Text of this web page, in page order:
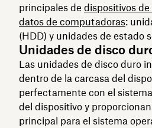
principales de dispositivos
datos de computadoras:
(HDD) y unidades de estado
Unidades de disco
Las unidades de disco duro
dentro de la carcasa del
perfectamente con el
del dispositivo y
principal para el sistema